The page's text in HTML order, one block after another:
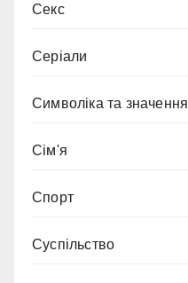
Секс
Серіали
Символіка та значення
Сім'я
Спорт
Суспільство